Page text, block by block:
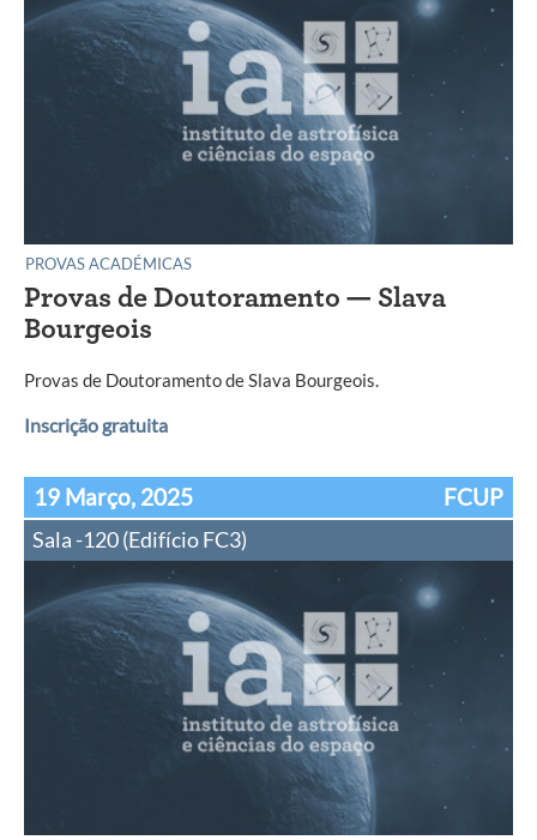
PROVAS ACADÉMICAS
Provas de Doutoramento — Slava
Bourgeois
Provas de Doutoramento de Slava Bourgeois.
Inscrição gratuita
19 Março, 2025 FCUP
Sala -120 (Edifício FC3)